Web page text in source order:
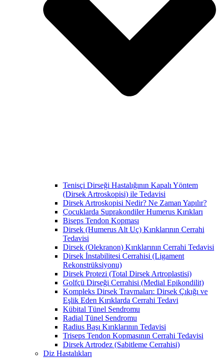
Tenisçi Dirseği Hastalığının Kapalı Yöntem
(Dirsek Artroskopisi) ile Tedavisi
Dirsek Artroskopisi Nedir? Ne Zaman Yapılır?
Çocuklarda Suprakondiler Humerus Kırıkları
Biseps Tendon Kopması
Dirsek (Humerus Alt Uç) Kırıklarının Cerrahi
Tedavisi
Dirsek (Olekranon) Kırıklarının Cerrahi Tedavisi
Dirsek İnstabilitesi Cerrahisi (Ligament
Rekonstrüksiyonu)
Dirsek Protezi (Total Dirsek Artroplastisi)
Golfçü Dirseği Cerrahisi (Medial Epikondilit)
Kompleks Dirsek Travmaları: Dirsek Çıkığı ve
Eşlik Eden Kırıklarda Cerrahi Tedavi
Kübital Tünel Sendromu
Radial Tünel Sendromu
Radius Başı Kırıklarının Tedavisi
Triseps Tendon Kopmasının Cerrahi Tedavisi
Dirsek Artrodez (Sabitleme Cerrahisi)
Diz Hastalıkları